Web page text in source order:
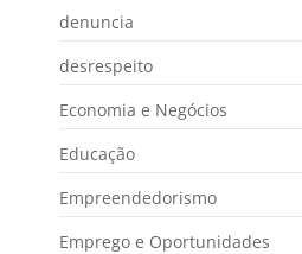
denuncia
desrespeito
Economia e Negócios
Educação
Empreendedorismo
Emprego e Oportunidades